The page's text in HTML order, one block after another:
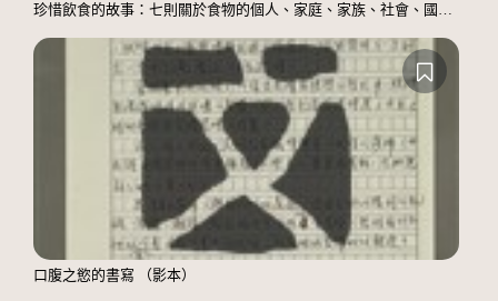
珍惜飲食的故事：七則關於食物的個人、家庭、家族、社會、國族記憶
口腹之慾的書寫 （影本）